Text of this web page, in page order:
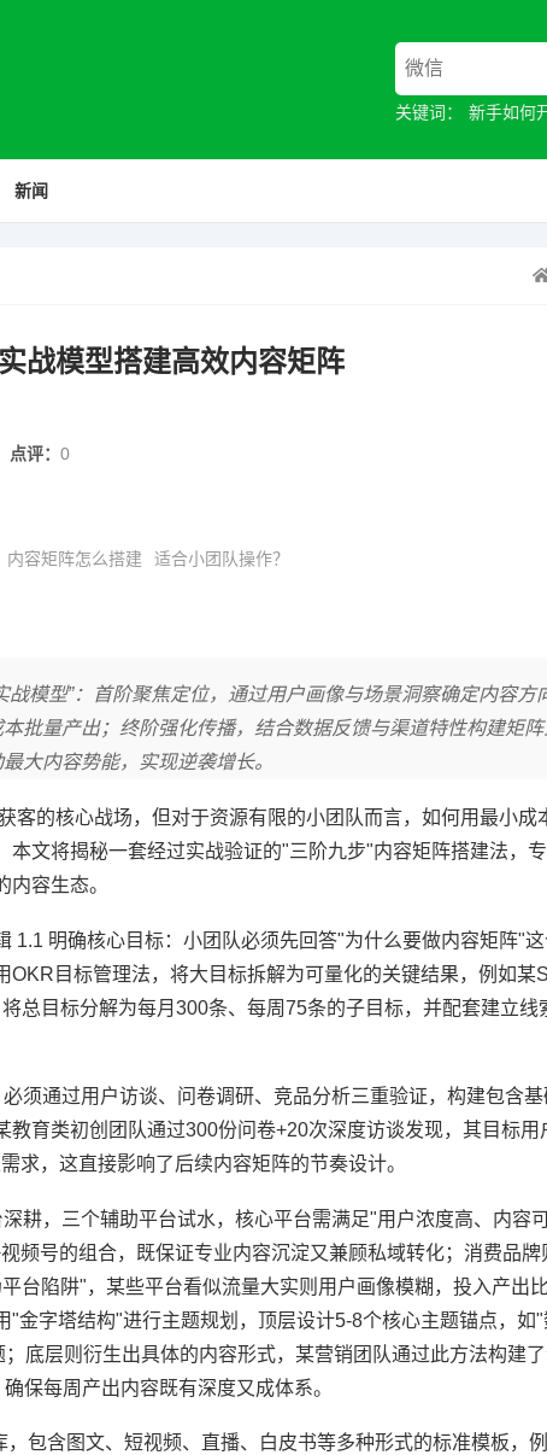
关键词： 新手如何
新闻
战模型搭建高效内容矩阵
点评： 0
内容矩阵怎么搭建 适合小团队操作？
模型”：首阶聚焦定位，通过用户画像与场景洞察确定内容方
批量产出；终阶强化传播，结合数据反馈与渠道特性构建矩阵
大内容势能，实现逆袭增长。
客的核心战场，但对于资源有限的小团队而言，如何用最小成
文将揭秘一套经过实战验证的"三阶九步"内容矩阵搭建法，
容生态。
明确核心目标：小团队必须先回答"为什么要做内容矩阵"这
目标管理法，将大目标拆解为可量化的关键结果，例如某
总目标分解为每月300条、每周75条的子目标，并配套建立线
须通过用户访谈、问卷调研、竞品分析三重验证，构建包含基
育类初创团队通过300份问卷+20次深度访谈发现，其目标用
求，这直接影响了后续内容矩阵的节奏设计。
，三个辅助平台试水，核心平台需满足"用户浓度高、内容
频号的组合，既保证专业内容沉淀又兼顾私域转化；消费品牌
台陷阱"，某些平台看似流量大实则用户画像模糊，投入产出
字塔结构"进行主题规划，顶层设计5-8个核心主题锚点，如"
底层则衍生出具体的内容形式，某营销团队通过此方法构建
保每周产出内容既有深度又成体系。
包含图文、短视频、直播、白皮书等多种形式的标准模板，